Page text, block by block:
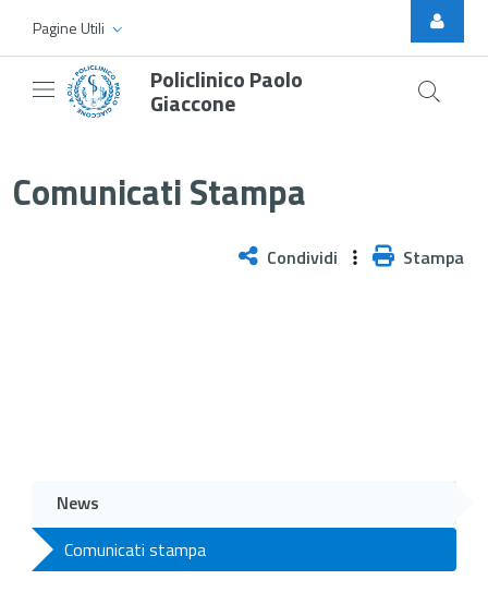
Skip to Main Content
Pagine Utili
Policlinico Paolo
Giaccone
Comunicati Stampa
Condividi Stampa
News
Comunicati stampa